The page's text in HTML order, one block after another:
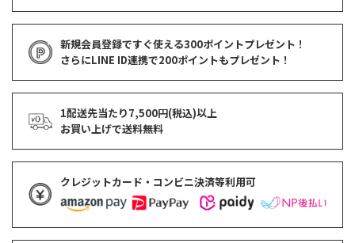
新規会員登録ですぐ使える300ポイントプレゼント！
さらにLINE ID連携で200ポイントもプレゼント！
1配送先当たり7,500円(税込)以上
お買い上げで送料無料
クレジットカード・コンビニ決済等利用可